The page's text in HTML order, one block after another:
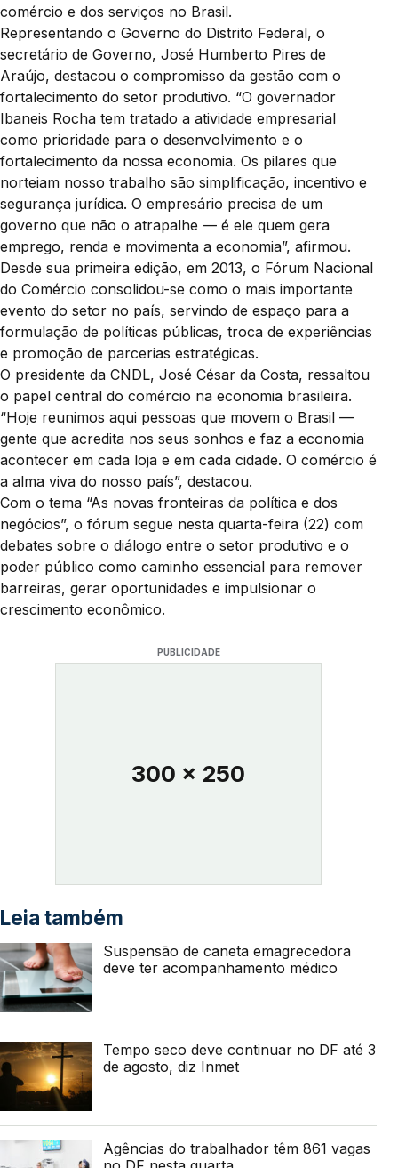
comércio e dos serviços no Brasil.
Representando o Governo do Distrito Federal, o
secretário de Governo, José Humberto Pires de
Araújo, destacou o compromisso da gestão com o
fortalecimento do setor produtivo. “O governador
Ibaneis Rocha tem tratado a atividade empresarial
como prioridade para o desenvolvimento e o
fortalecimento da nossa economia. Os pilares que
norteiam nosso trabalho são simplificação, incentivo e
segurança jurídica. O empresário precisa de um
governo que não o atrapalhe — é ele quem gera
emprego, renda e movimenta a economia”, afirmou.
Desde sua primeira edição, em 2013, o Fórum Nacional
do Comércio consolidou-se como o mais importante
evento do setor no país, servindo de espaço para a
formulação de políticas públicas, troca de experiências
e promoção de parcerias estratégicas.
O presidente da CNDL, José César da Costa, ressaltou
o papel central do comércio na economia brasileira.
“Hoje reunimos aqui pessoas que movem o Brasil —
gente que acredita nos seus sonhos e faz a economia
acontecer em cada loja e em cada cidade. O comércio é
a alma viva do nosso país”, destacou.
Com o tema “As novas fronteiras da política e dos
negócios”, o fórum segue nesta quarta-feira (22) com
debates sobre o diálogo entre o setor produtivo e o
poder público como caminho essencial para remover
barreiras, gerar oportunidades e impulsionar o
crescimento econômico.
PUBLICIDADE
300 x 250
Leia também
Suspensão de caneta emagrecedora
deve ter acompanhamento médico
Tempo seco deve continuar no DF até 3
de agosto, diz Inmet
Agências do trabalhador têm 861 vagas